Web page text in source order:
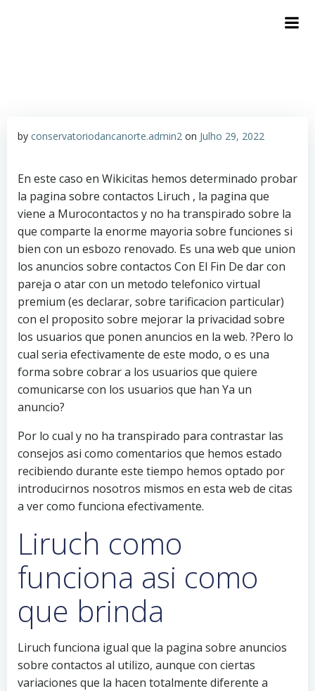
by conservatoriodancanorte.admin2 on Julho 29, 2022
En este caso en Wikicitas hemos determinado probar
la pagina sobre contactos Liruch , la pagina que
viene a Murocontactos y no ha transpirado sobre la
que comparte la enorme mayoria sobre funciones si
bien con un esbozo renovado. Es una web que union
los anuncios sobre contactos Con El Fin De dar con
pareja o atar con un metodo telefonico virtual
premium (es declarar, sobre tarificacion particular)
con el proposito sobre mejorar la privacidad sobre
los usuarios que ponen anuncios en la web. ?Pero lo
cual seri­a efectivamente de este modo, o es una
forma sobre cobrar a los usuarios que quiere
comunicarse con los usuarios que han Ya un
anuncio?
Por lo cual y no ha transpirado para contrastar las
consejos asi­ como comentarios que hemos estado
recibiendo durante este tiempo hemos optado por
introducirnos nosotros mismos en esta web de citas
a ver como funciona efectivamente.
Liruch como
funciona asi­ como
que brinda
Liruch funciona igual que la pagina sobre anuncios
sobre contactos al utilizo, aunque con ciertas
variaciones que la hacen totalmente diferente a